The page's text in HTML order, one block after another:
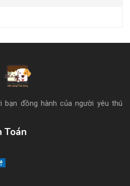
bạn đồng hành của người yêu thú
Toán